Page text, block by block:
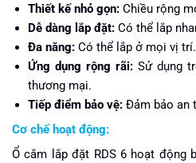
Thiết kế nhỏ gọn:Chiều rộng
Dễ dàng lắp đặt:Có thể lắp
Đa năng:Có thể lắp ở mọi vị trí.
Ứng dụng rộng rãi: Sử dụng
thương mại.
Tiếp điểm bảo vệ:Đảm bảo an
Cơ chế hoạt động:
Ổ cắm lắp đặt RDS 6 hoạt động